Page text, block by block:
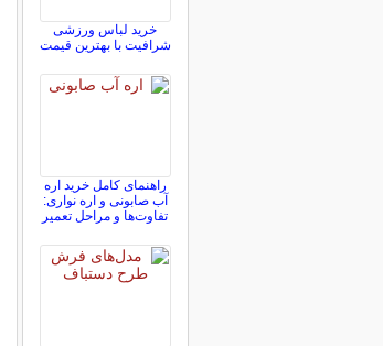
خرید لباس ورزشی
شرافیت با بهترین قیمت
راهنمای کامل خرید اره
آب صابونی و اره نواری:
تفاوت‌ها و مراحل تعمیر